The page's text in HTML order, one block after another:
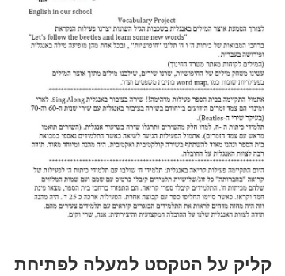
קליק על הטקסט למעלה לפתיחת